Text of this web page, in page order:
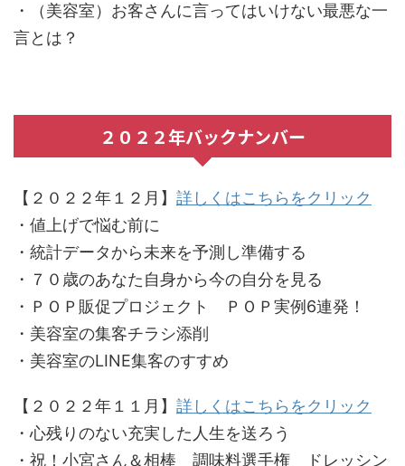
・（美容室）お客さんに言ってはいけない最悪な一
言とは？
２０２２年バックナンバー
【２０２２年１２月】 詳しくはこちらをクリック
・値上げで悩む前に
・統計データから未来を予測し準備する
・７０歳のあなた自身から今の自分を見る
・ＰＯＰ販促プロジェクト ＰＯＰ実例6連発！
・美容室の集客チラシ添削
・美容室のLINE集客のすすめ
【２０２２年１１月】 詳しくはこちらをクリック
・心残りのない充実した人生を送ろう
・祝！小宮さん＆相棒 調味料選手権 ドレッシン